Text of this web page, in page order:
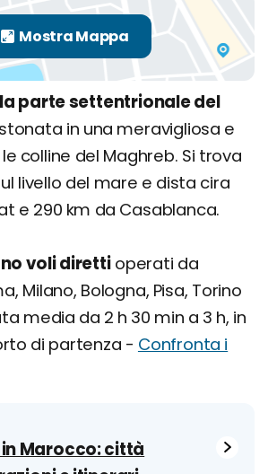
parte settentrionale del
in una meravigliosa e
colline del Maghreb. Si trova
livello del mare e dista cira
e 290 km da Casablanca.
voli direttioperati da
Milano, Bologna, Pisa, Torino
media da 2 h 30 min a 3 h, in
di partenza - Confronta i
Marocco: città